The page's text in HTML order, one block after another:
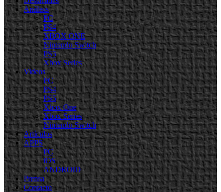
Análisis
PC
PS4
XBOX ONE
Nintendo Switch
PS5
Xbox Series
Videos
PC
PS4
PS5
Xbox One
Xbox Series
Nintendo Switch
Artículos
APPS
PC
iOS
ANDROID
Prensa
Contacto